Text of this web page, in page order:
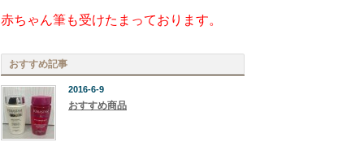
赤ちゃん筆も受けたまっております。
おすすめ記事
2016-6-9
おすすめ商品